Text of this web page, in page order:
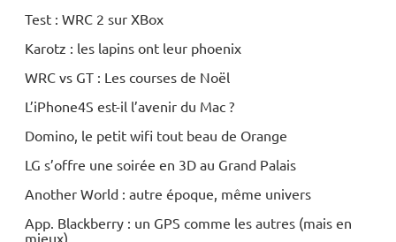
Test : WRC 2 sur XBox
Karotz : les lapins ont leur phoenix
WRC vs GT : Les courses de Noël
L’iPhone4S est-il l’avenir du Mac ?
Domino, le petit wifi tout beau de Orange
LG s’offre une soirée en 3D au Grand Palais
Another World : autre époque, même univers
App. Blackberry : un GPS comme les autres (mais en
mieux)